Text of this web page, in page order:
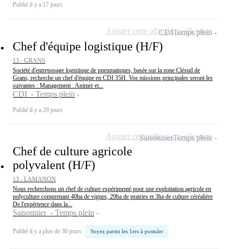
Publié il y a 17 jours
Chef d'équipe logistique (H/F)
13 - GRANS
Société d'entreposage logistique de pneumatiques, basée sur la zone Clésud de
Grans, recherche un chef d'équipe en CDI 35H. Vos missions principales seront les
suivantes : Management : Animer et...
CDI - Temps plein
Publié il y a 29 jours
CDITemps plein
Ajouter cette offre à ma sélection
Chef de culture agricole
polyvalent (H/F)
13 - LAMANON
Nous recherchons un chef de culture expérimenté pour une exploitation agricole en
polyculture comprenant 40ha de vignes, 29ha de prairies et 3ha de culture céréalière
De l'expérience dans la...
Saisonnier - Temps plein
Publié il y a plus de 30 jours Soyez parmi les 1ers à postuler
SaisonnierTemps plein
Ajouter cette offre à ma sélection